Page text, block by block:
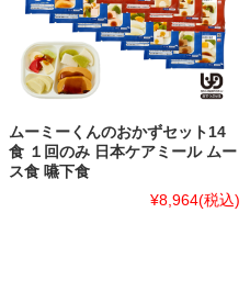
ムーミーくんのおかずセット14
食 １回のみ 日本ケアミール ムー
ス食 嚥下食
¥8,964(税込)